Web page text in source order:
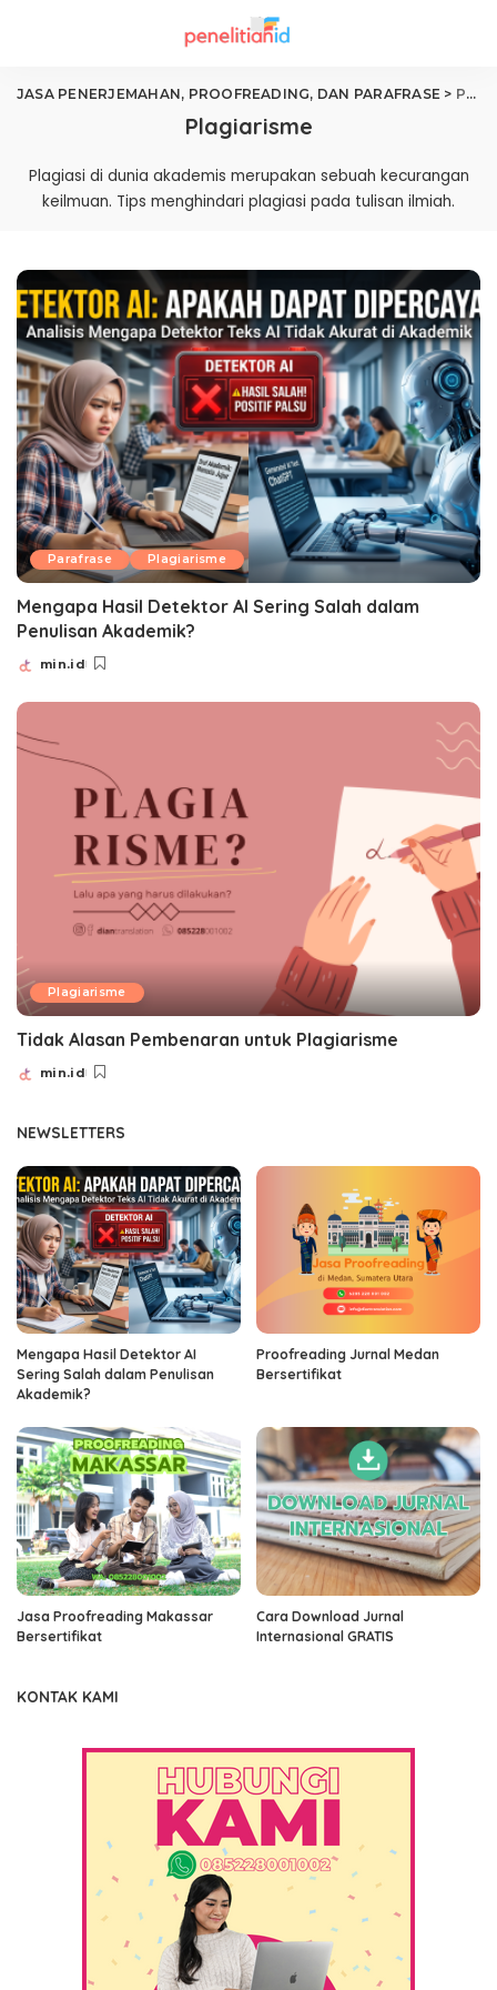
JASA PENERJEMAHAN, PROOFREADING, DAN PARAFRASE > Plagiarisme
Plagiarisme
Plagiasi di dunia akademis merupakan sebuah kecurangan
keilmuan. Tips menghindari plagiasi pada tulisan ilmiah.
Parafrase Plagiarisme
Mengapa Hasil Detektor AI Sering Salah dalam
Penulisan Akademik?
Posted
min.id
Plagiarisme
Tidak Alasan Pembenaran untuk Plagiarisme
Posted
min.id
NEWSLETTERS
Mengapa Hasil Detektor AI
Sering Salah dalam Penulisan
Akademik?
Proofreading Jurnal Medan
Bersertifikat
Jasa Proofreading Makassar
Bersertifikat
Cara Download Jurnal
Internasional GRATIS
KONTAK KAMI